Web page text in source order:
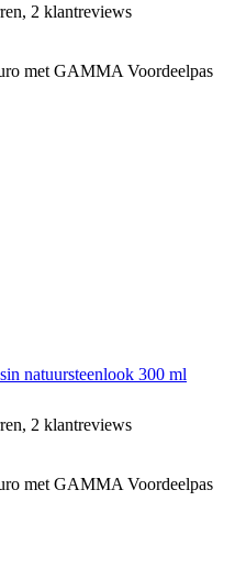
2 klantreviews
met GAMMA Voordeelpas
natuursteenlook 300 ml
2 klantreviews
met GAMMA Voordeelpas